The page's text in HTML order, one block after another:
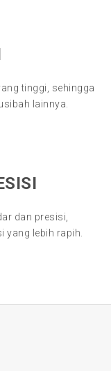
tinggi, sehingga
lainnya.
dan presisi,
lebih rapih.